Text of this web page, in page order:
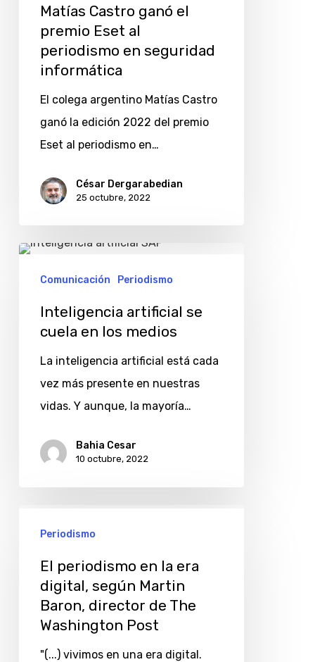
Matías Castro ganó el
premio Eset al
periodismo en seguridad
informática
El colega argentino Matías Castro
ganó la edición 2022 del premio
Eset al periodismo en…
César Dergarabedian
25 octubre, 2022
Inteligencia
artificial
cuela
medios
Comunicación Periodismo
Inteligencia artificial se
cuela en los medios
La inteligencia artificial está cada
vez más presente en nuestras
vidas. Y aunque, la mayoría…
Bahia Cesar
10 octubre, 2022
periodismo
digital,
según
Periodismo
El periodismo en la era
digital, según Martin
Baron, director de The
Washington Post
"(...) vivimos en una era digital.